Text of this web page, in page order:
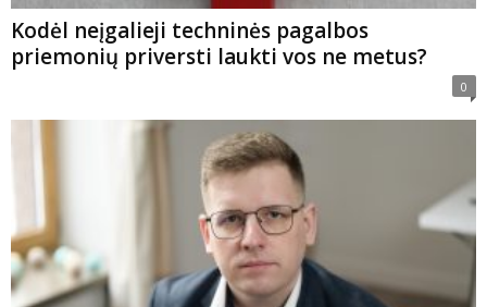
Kodėl neįgalieji techninės pagalbos
priemonių priversti laukti vos ne metus?
0